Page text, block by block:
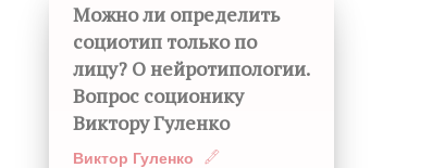
Можно ли определить
социотип только по
лицу? О нейротипологии.
Вопрос соционику
Виктору Гуленко
Виктор Гуленко